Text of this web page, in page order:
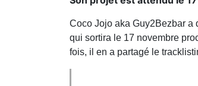
Coco Jojo aka Guy2Bezbar a
qui sortira le 17 novembre
fois, il en a partagé le